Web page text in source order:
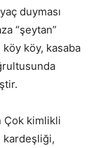
duyması
“şeytan”
köy, kasaba
Çok kimlikli
kardeşliği,